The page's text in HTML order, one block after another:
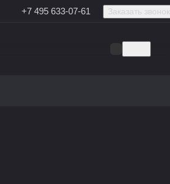
+7 495 633-07-61 Заказать звонок